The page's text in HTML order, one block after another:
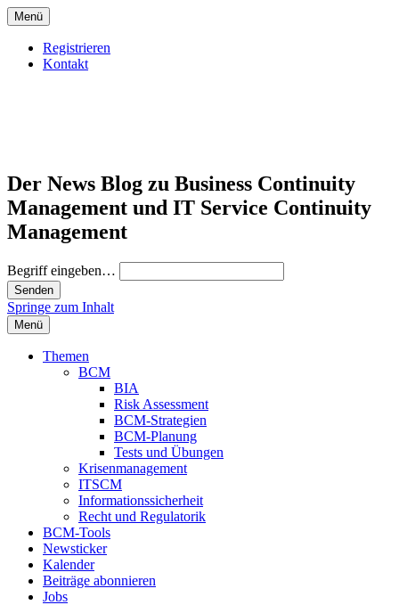
Menü
Registrieren
Kontakt
Der News Blog zu Business Continuity
Management und IT Service Continuity
Management
Begriff eingeben…
Springe zum Inhalt
Menü
Themen
BCM
BIA
Risk Assessment
BCM-Strategien
BCM-Planung
Tests und Übungen
Krisenmanagement
ITSCM
Informationssicherheit
Recht und Regulatorik
BCM-Tools
Newsticker
Kalender
Beiträge abonnieren
Jobs